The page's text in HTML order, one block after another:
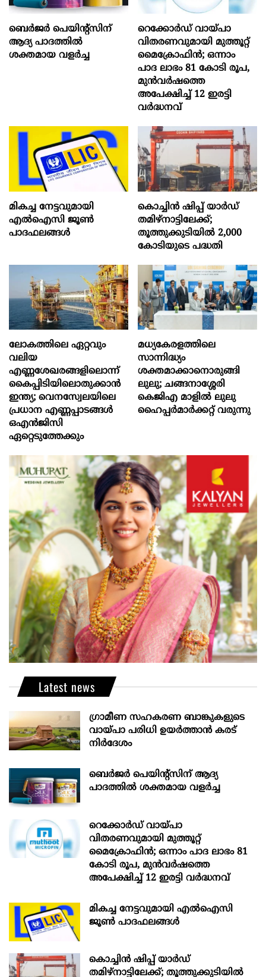
ബെർജർ പെയിന്റ്സിന്
ആദ്യ പാദത്തിൽ
ശക്തമായ വളർച്ച
റെക്കോർഡ് വായ്പാ
വിതരണവുമായി മുത്തൂറ്റ്
മൈക്രോഫിൻ; ഒന്നാം
പാദ ലാഭം 81 കോടി രൂപ,
മുൻവർഷത്തെ
അപേക്ഷിച്ച് 12 ഇരട്ടി
വർദ്ധനവ്
മികച്ച നേട്ടവുമായി
എൽഐസി ജൂൺ
പാദഫലങ്ങൾ
കൊച്ചിന്‍ ഷിപ്പ് യാർഡ്
തമിഴ്നാട്ടിലേക്ക്;
തൂത്തുക്കുടിയിൽ 2,000
കോടിയുടെ പദ്ധതി
ലോകത്തിലെ ഏറ്റവും
വലിയ
എണ്ണശേഖരങ്ങളിലൊന്ന്
കൈപ്പിടിയിലൊതുക്കാന്‍
ഇന്ത്യ; വെനസ്വേലയിലെ
പ്രധാന എണ്ണപ്പാടങ്ങള്‍
ഒഎന്‍ജിസി
ഏറ്റെടുത്തേക്കും
മധ്യകേരളത്തിലെ
സാന്നിദ്ധ്യം
ശക്തമാക്കാനൊരുങ്ങി
ലുലു; ചങ്ങനാശ്ശേരി
കെജിഎ മാളിൽ ലുലു
ഹൈപ്പർമാർക്കറ്റ് വരുന്നു
Latest news
ഗ്രാമീണ സഹകരണ ബാങ്കുകളുടെ
വായ്പാ പരിധി ഉയർത്താൻ കരട്
നിർദേശം
ബെർജർ പെയിന്റ്സിന് ആദ്യ
പാദത്തിൽ ശക്തമായ വളർച്ച
റെക്കോർഡ് വായ്പാ
വിതരണവുമായി മുത്തൂറ്റ്
മൈക്രോഫിൻ; ഒന്നാം പാദ ലാഭം 81
കോടി രൂപ, മുൻവർഷത്തെ
അപേക്ഷിച്ച് 12 ഇരട്ടി വർദ്ധനവ്
മികച്ച നേട്ടവുമായി എൽഐസി
ജൂൺ പാദഫലങ്ങൾ
കൊച്ചിന്‍ ഷിപ്പ് യാർഡ്
തമിഴ്നാട്ടിലേക്ക്; തൂത്തുക്കുടിയിൽ